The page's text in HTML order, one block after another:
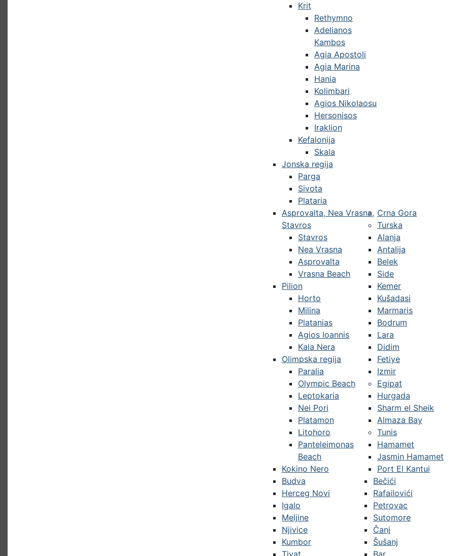
Krit
Rethymno
Adelianos
Kambos
Agia Apostoli
Agia Marina
Hania
Kolimbari
Agios Nikolaosu
Hersonisos
Iraklion
Kefalonija
Skala
Jonska regija
Parga
Sivota
Plataria
Asprovalta, Nea Vrasna,
Stavros
Stavros
Nea Vrasna
Asprovalta
Vrasna Beach
Pilion
Horto
Milina
Platanias
Agios Ioannis
Kala Nera
Olimpska regija
Paralia
Olympic Beach
Leptokaria
Nei Pori
Platamon
Litohoro
Panteleimonas
Beach
Kokino Nero
Crna Gora
Budva
Herceg Novi
Igalo
Meljine
Njivice
Kumbor
Tivat
Bečići
Rafailovići
Petrovac
Sutomore
Čanj
Šušanj
Bar
Turska
Alanja
Antalija
Belek
Side
Kemer
Kušadasi
Marmaris
Bodrum
Lara
Didim
Fetiye
Izmir
Egipat
Hurgada
Sharm el Sheik
Almaza Bay
Tunis
Hamamet
Jasmin Hamamet
Port El Kantui